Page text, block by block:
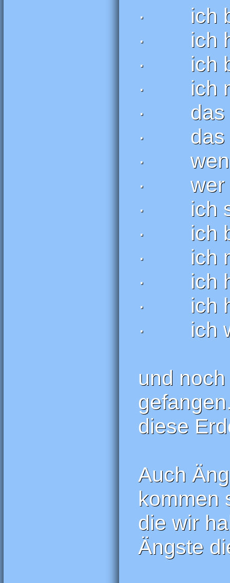
· ich
· ich
· ich
· ich
· das
· das
· wenn
· wer
· ich
· ich
· ich
· ich
· ich
· ich
und
diese
Auch
kommen
die wir
Ängste